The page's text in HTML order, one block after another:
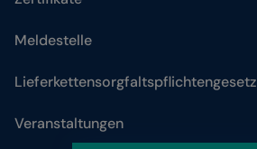
Meldestelle
Lieferkettensorgfaltspflichtengesetz
Veranstaltungen